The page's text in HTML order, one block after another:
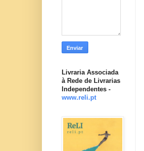
Livraria Associada
à Rede de Livrarias
Independentes -
www.reli.pt